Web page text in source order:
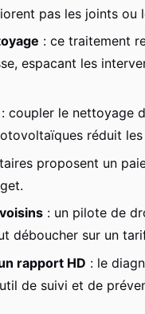
pas les joints ou
: ce traitement
espacant les
: coupler le nettoyage
réduit
proposent un
: un pilote de
déboucher sur un
rapport HD : le
de suivi et de